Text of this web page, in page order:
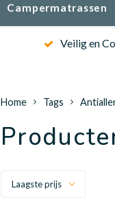
Campermatrassen
Veilig en
Home Tags
Laagste prijs